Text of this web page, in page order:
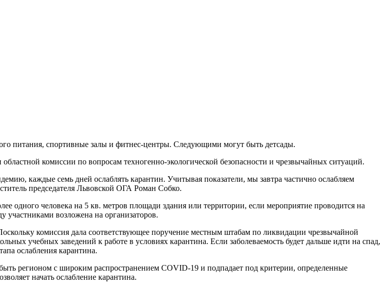
питания, спортивные залы и фитнес-центры. Следующими могут быть детсады.
комиссии по вопросам техногенно-экологической безопасности и чрезвычайных ситуаций.
каждые семь дней ослаблять карантин. Учитывая показатели, мы завтра частично ослабляем
председателя Львовской ОГА Роман Собко.
одного человека на 5 кв. метров площади здания или территории, если мероприятие проводится на
участниками возложена на организаторов.
комиссия дала соответствующее поручение местным штабам по ликвидации чрезвычайной
учебных заведений к работе в условиях карантина. Если заболеваемость будет дальше идти на спад,
ослабления карантина.
регионом с широким распространением COVID-19 и подпадает под критерии, определенные
начать ослабление карантина.